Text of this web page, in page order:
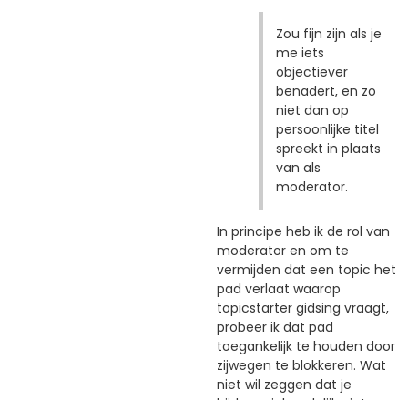
Zou fijn zijn als je
me iets
objectiever
benadert, en zo
niet dan op
persoonlijke titel
spreekt in plaats
van als
moderator.
In principe heb ik de rol van
moderator en om te
vermijden dat een topic het
pad verlaat waarop
topicstarter gidsing vraagt,
probeer ik dat pad
toegankelijk te houden door
zijwegen te blokkeren. Wat
niet wil zeggen dat je